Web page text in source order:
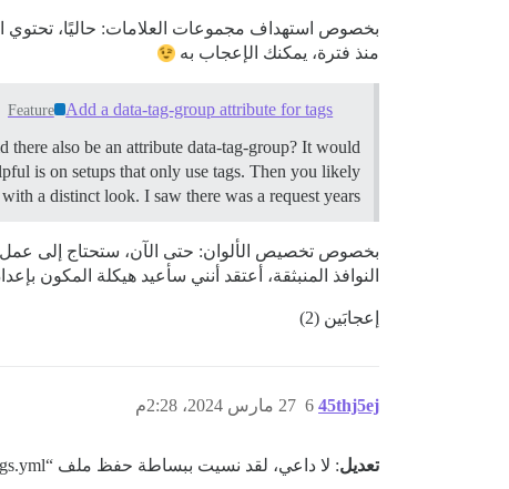
بخصوص استهداف مجموعات العلامات: حاليًا،
منذ فترة، يمكنك الإعجاب به
Add a data-tag-group attribute for tags
Feature
also be an attribute data-tag-group? It would
is on setups that only use tags. Then you likely
a distinct look. I saw there was a request years…
بخصوص تخصيص الألوان: حتى الآن، ستحتاج إلى
النوافذ المنبثقة، أعتقد أنني سأعيد هيكلة المكون
إعجابَين (2)
45thj5ej 27 مارس 2024، 2:28م 6
تعديل: لا داعي، لقد نسيت ببساطة حفظ ملف “settings.yml” الآخر، هههه. عقلي متعب.